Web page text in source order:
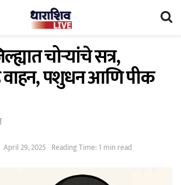
चोऱ्यांचे सत्र,
पशुधन आणि पीक
April 29, 2025 Reading Time: 1 min read